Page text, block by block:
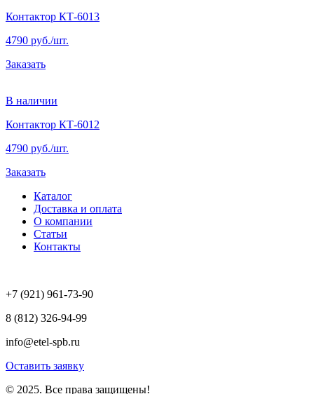
Контактор КТ-6013
4790 руб./шт.
Заказать
В наличии
Контактор КТ-6012
4790 руб./шт.
Заказать
Каталог
Доставка и оплата
О компании
Статьи
Контакты
+7 (921) 961-73-90
8 (812) 326-94-99
info@etel-spb.ru
Оставить заявку
© 2025. Все права защищены!